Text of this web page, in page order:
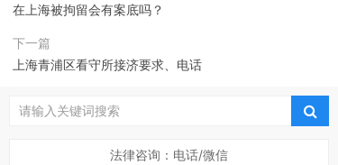
在上海被拘留会有案底吗？
下一篇
上海青浦区看守所接济要求、电话
法律咨询：电话/微信